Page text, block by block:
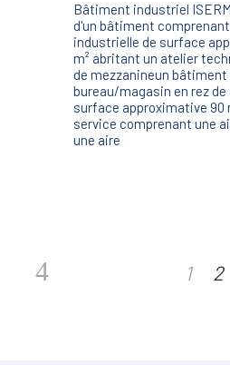
Bâtiment industriel
d'un bâtiment
industrielle de surface
m² abritant un atelier
de mezzanineun bâtiment
bureau/magasin en rez de
surface approximative 90
service comprenant une
une aire
1 2